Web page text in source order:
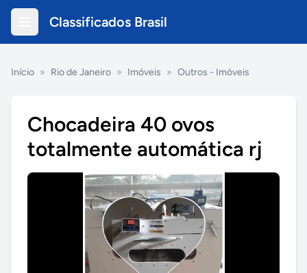
Classificados Brasil
Início » Rio de Janeiro » Imóveis » Outros - Imóveis
Chocadeira 40 ovos
totalmente automática rj